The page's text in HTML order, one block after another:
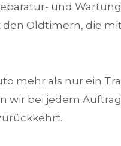
und
Oldtimern, die
mehr als nur ein
wir bei jedem